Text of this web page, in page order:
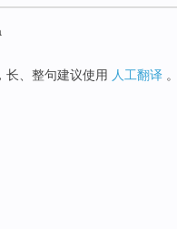
长、整句建议使用 人工翻译